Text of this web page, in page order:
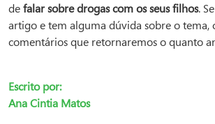
defalar sobre drogas com os seus filhos.
artigo e tem alguma dúvida sobre o tema,
comentários que retornaremos o quanto
Escrito por:
Ana Cintia Matos